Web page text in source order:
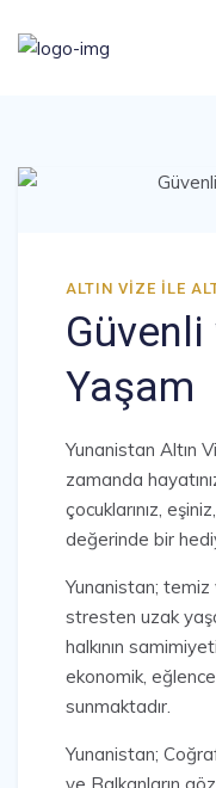
ALTIN VIZE ILE
Yaşam
Yunanistan Altın
zamanda
çocuklarınız,
değerinde bir
Yunanistan; temiz
stresten uzak
halkının
ekonomik,
sunmaktadır.
Yunanistan;